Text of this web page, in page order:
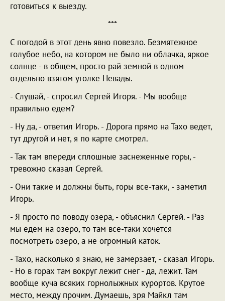
готовиться к выезду.
***
С погодой в этот день явно повезло. Безмятежное
голубое небо, на котором не было ни облачка, яркое
солнце - в общем, просто рай земной в одном
отдельно взятом уголке Невады.
- Слушай, - спросил Сергей Игоря. - Мы вообще
правильно едем?
- Ну да, - ответил Игорь. - Дорога прямо на Тахо ведет,
тут другой и нет, я по карте смотрел.
- Так там впереди сплошные заснеженные горы, -
тревожно сказал Сергей.
- Они такие и должны быть, горы все-таки, - заметил
Игорь.
- Я просто по поводу озера, - объяснил Сергей. - Раз
мы едем на озеро, то там все-таки хочется
посмотреть озеро, а не огромный каток.
- Тахо, насколько я знаю, не замерзает, - сказал Игорь.
- Но в горах там вокруг лежит снег - да, лежит. Там
вообще куча всяких горнолыжных курортов. Крутое
место, между прочим. Думаешь, зря Майкл там